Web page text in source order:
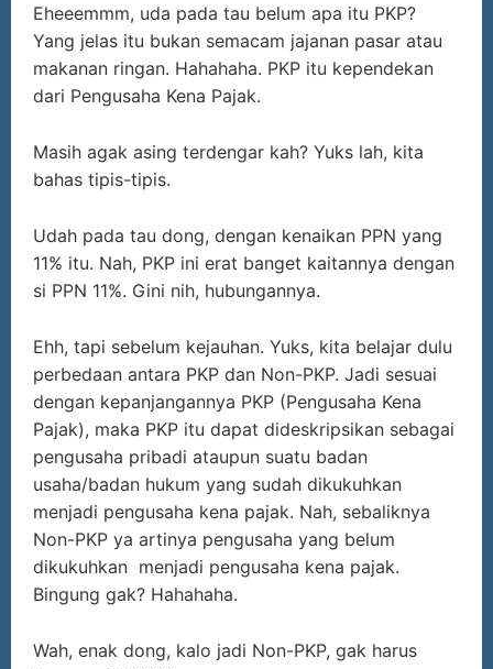
Eheeemmm, uda pada tau belum apa itu PKP?
Yang jelas itu bukan semacam jajanan pasar atau
makanan ringan. Hahahaha. PKP itu kependekan
dari Pengusaha Kena Pajak.
Masih agak asing terdengar kah? Yuks lah, kita
bahas tipis-tipis.
Udah pada tau dong, dengan kenaikan PPN yang
11% itu. Nah, PKP ini erat banget kaitannya dengan
si PPN 11%. Gini nih, hubungannya.
Ehh, tapi sebelum kejauhan. Yuks, kita belajar dulu
perbedaan antara PKP dan Non-PKP. Jadi sesuai
dengan kepanjangannya PKP (Pengusaha Kena
Pajak), maka PKP itu dapat dideskripsikan sebagai
pengusaha pribadi ataupun suatu badan
usaha/badan hukum yang sudah dikukuhkan
menjadi pengusaha kena pajak. Nah, sebaliknya
Non-PKP ya artinya pengusaha yang belum
dikukuhkan menjadi pengusaha kena pajak.
Bingung gak? Hahahaha.
Wah, enak dong, kalo jadi Non-PKP, gak harus